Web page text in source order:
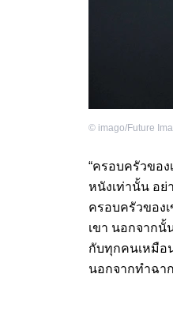
© imago/Future
“ครอบครัวขอ
หนังเท่านั้น อย่
ครอบครัวของ
เขา นอกจากนั้
กับทุกคนเหมือ
นอกจากทำฉา